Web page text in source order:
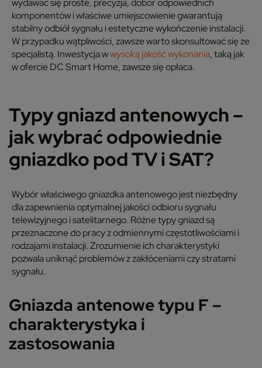
wydawać się proste, precyzja, dobór odpowiednich
komponentów i właściwe umiejscowienie gwarantują
stabilny odbiół sygnału i estetyczne wykończenie instalacji.
W przypadku wątpliwości, zawsze warto skonsultować się ze
specjalistą. Inwestycja wwysoką jakość wykonania, taką jak
w ofercie DC Smart Home, zawsze się opłaca.
Typy gniazd antenowych –
jak wybrać odpowiednie
gniazdko pod TV i SAT?
Wybór właściwego gniazdka antenowego jest niezbędny
dla zapewnienia optymalnej jakości odbioru sygnału
telewizyjnego i satelitarnego. Różne typy gniazd są
przeznaczone do pracy z odmiennymi częstotliwościami i
rodzajami instalacji. Zrozumienie ich charakterystyki
pozwala uniknąć problemów z zakłóceniami czy stratami
sygnału.
Gniazda antenowe typu F –
charakterystyka i
zastosowania